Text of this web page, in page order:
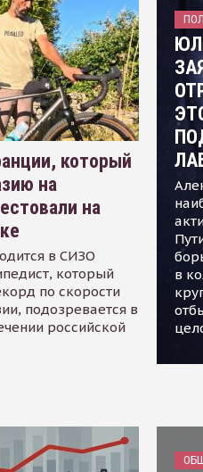
который
на
на
в СИЗО
который
по скорости
подозревается в
российской
в